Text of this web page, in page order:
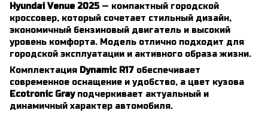
Hyundai Venue 2025 — компактный городской
кроссовер, который сочетает стильный дизайн,
экономичный бензиновый двигатель и высокий
уровень комфорта. Модель отлично подходит для
городской эксплуатации и активного образа жизни.
Комплектация Dynamic R17 обеспечивает
современное оснащение и удобство, а цвет кузова
Ecotronic Grayподчеркивает актуальный и
динамичный характер автомобиля.